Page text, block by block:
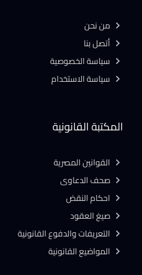
المكتبة القانونية
القوانين المصرية
صحف الدعاوى
احكام النقض
صيغ العقود
التعريفات والدفوع القانونية
المواضيع القانونية
من نحن
أتصل بنا
سياسة الخصوصية
سياسة الاستخدام